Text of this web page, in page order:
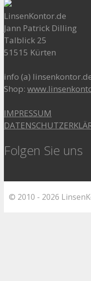
LinsenKontor.de
Jann Patrick Dilling
Talblick 25
51515 Kürten
info (a)
Shop:
IMPRESSUM
Folgen Sie uns
© 2010 - 2026